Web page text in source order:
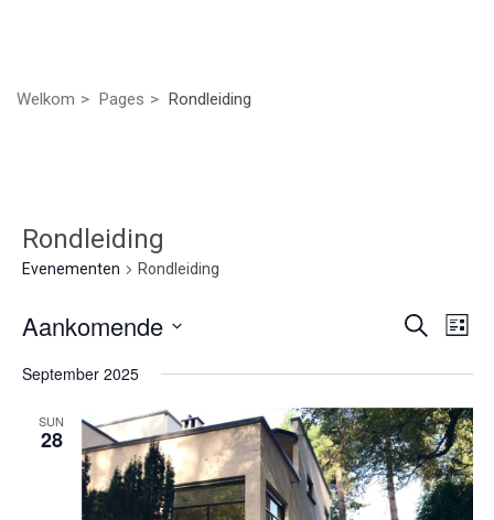
Welkom Pages Rondleiding
Rondleiding
Evenementen Rondleiding
en
Zoeken
Lijst
Aankomende
een
September 2025
SUN
28